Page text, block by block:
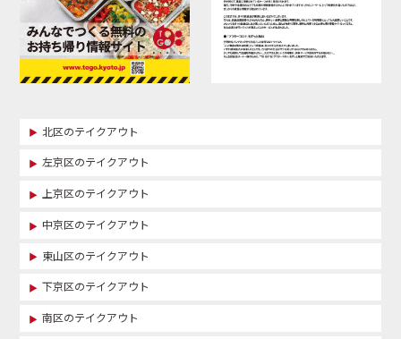
北区のテイクアウト
左京区のテイクアウト
上京区のテイクアウト
中京区のテイクアウト
東山区のテイクアウト
下京区のテイクアウト
南区のテイクアウト